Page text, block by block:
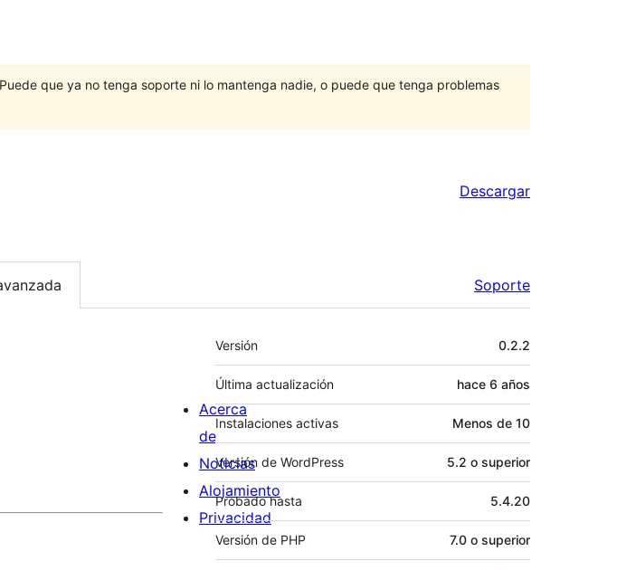
que ya no tenga soporte ni lo mantenga nadie, o puede que tenga problemas
Descargar
Soporte
Meta
Versión 0.2.2
Última actualización hace 6 años
Instalaciones activas Menos de 10
Versión de WordPress 5.2 o superior
Probado hasta 5.4.20
Versión de PHP 7.0 o superior
Acerca
de
Noticias
Alojamiento
Privacidad